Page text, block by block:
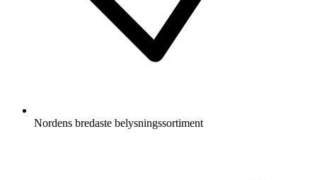
Nordens bredaste belysningssortiment